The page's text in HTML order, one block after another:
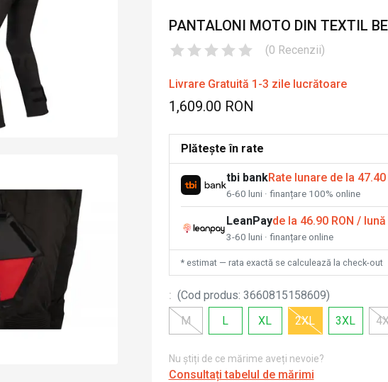
PANTALONI MOTO DIN TEXTIL
(0 Recenzii)
Livrare Gratuită 1-3 zile lucrătoare
1,609.00 RON
Plătește în rate
tbi bankRate lunare de la 47.40
6-60 luni · finanțare 100% online
LeanPayde la 46.90 RON / lună
3-60 luni · finanțare online
* estimat — rata exactă se calculează la check-out
: (Cod produs: 3660815158609)
M
L XL 2XL 3XL
Nu știți de ce mărime aveți nevoie?
Consultați tabelul de mărimi